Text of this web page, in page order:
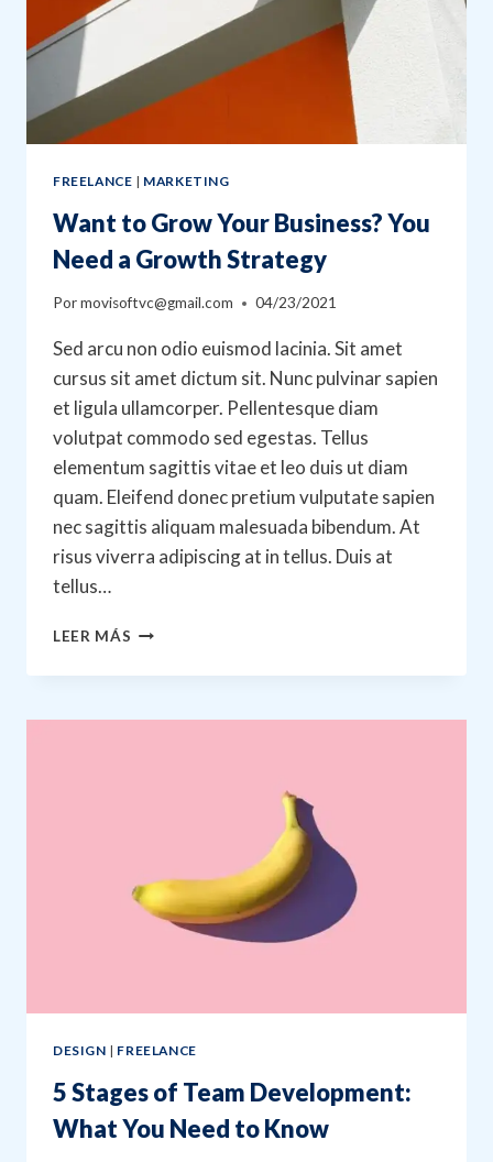
FREELANCE | MARKETING
Want to Grow Your Business? You
Need a Growth Strategy
Pormovisoftvc@gmail.com 04/23/2021
Sed arcu non odio euismod lacinia. Sit amet
cursus sit amet dictum sit. Nunc pulvinar sapien
et ligula ullamcorper. Pellentesque diam
volutpat commodo sed egestas. Tellus
elementum sagittis vitae et leo duis ut diam
quam. Eleifend donec pretium vulputate sapien
nec sagittis aliquam malesuada bibendum. At
risus viverra adipiscing at in tellus. Duis at
tellus…
LEER MÁS WANT
GROW
BUSINESS?
DESIGN | FREELANCE
5 Stages of Team Development:
What You Need to Know